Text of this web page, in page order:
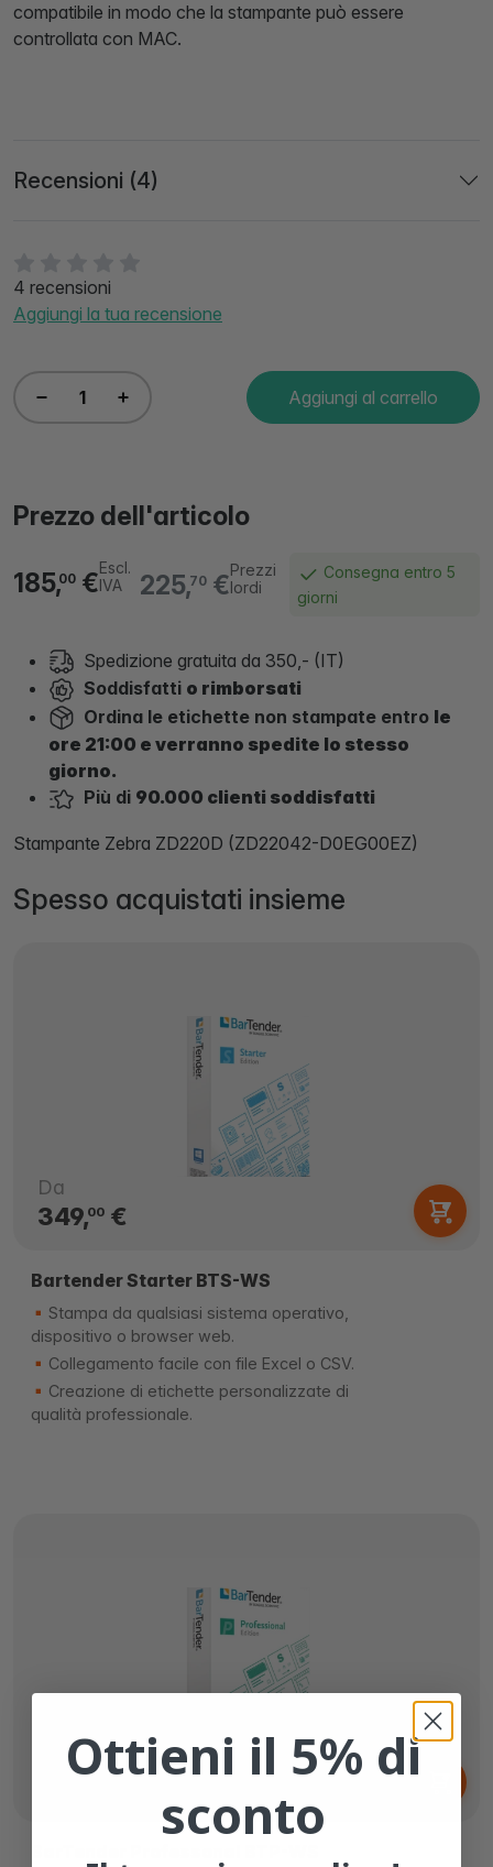
4 recensioni
Aggiungi la tua recensione
Aggiungi al carrello
Prezzo dell'articolo
225,70€Prezzi
lordi
185,00 €Escl.
IVA
Consegna entro 5
giorni
Spedizione gratuita da 350,- (IT)
Soddisfatti o rimborsati
Ordina le etichette non stampate entro le
ore 21:00 e verranno spedite lo stesso
giorno.
Più di 90.000 clienti soddisfatti
Stampante Zebra ZD220D (ZD22042-D0EG00EZ)
Spesso acquistati insieme
Da
349,00€
Bartender Starter BTS-WS
Stampa da qualsiasi sistema operativo,
dispositivo o browser web.
Collegamento facile con file Excel o CSV.
Creazione di etichette personalizzate di
qualità professionale.
compatibile in modo che la stampante può essere
controllata con MAC.
Recensioni (4)
Ottieni il 5% di
sconto